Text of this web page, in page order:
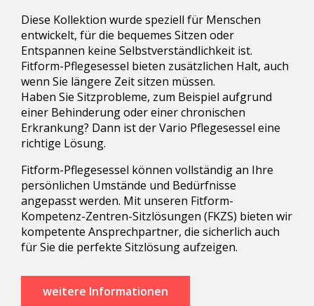
Diese Kollektion wurde speziell für Menschen
entwickelt, für die bequemes Sitzen oder
Entspannen keine Selbstverständlichkeit ist.
Fitform-Pflegesessel bieten zusätzlichen Halt, auch
wenn Sie längere Zeit sitzen müssen.
Haben Sie Sitzprobleme, zum Beispiel aufgrund
einer Behinderung oder einer chronischen
Erkrankung? Dann ist der Vario Pflegesessel eine
richtige Lösung.
Fitform-Pflegesessel können vollständig an Ihre
persönlichen Umstände und Bedürfnisse
angepasst werden. Mit unseren Fitform-
Kompetenz-Zentren-Sitzlösungen (FKZS) bieten wir
kompetente Ansprechpartner, die sicherlich auch
für Sie die perfekte Sitzlösung aufzeigen.
weitere Informationen